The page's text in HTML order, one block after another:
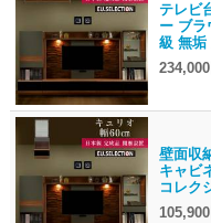
テレビ
ー ブラ
級 無垢
234,000
壁面収
キャビ
コレク
105,900